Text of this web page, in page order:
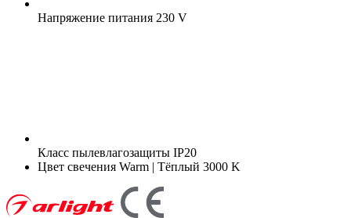
Напряжение питания 230 V
Класс пылевлагозащиты IP20
Цвет свечения Warm | Тёплый 3000 K